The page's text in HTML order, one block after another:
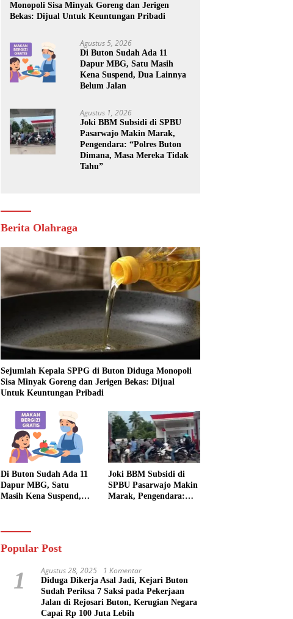
Monopoli Sisa Minyak Goreng dan Jerigen
Bekas: Dijual Untuk Keuntungan Pribadi
Agustus 5, 2026
Di Buton Sudah Ada 11
Dapur MBG, Satu Masih
Kena Suspend, Dua Lainnya
Belum Jalan
Agustus 1, 2026
Joki BBM Subsidi di SPBU
Pasarwajo Makin Marak,
Pengendara: “Polres Buton
Dimana, Masa Mereka Tidak
Tahu”
Berita Olahraga
Sejumlah Kepala SPPG di Buton Diduga Monopoli
Sisa Minyak Goreng dan Jerigen Bekas: Dijual
Untuk Keuntungan Pribadi
Di Buton Sudah Ada 11
Dapur MBG, Satu
Masih Kena Suspend,
Joki BBM Subsidi di
SPBU Pasarwajo Makin
Marak, Pengendara:
Popular Post
1 Agustus 28, 2025 1 Komentar
Diduga Dikerja Asal Jadi, Kejari Buton
Sudah Periksa 7 Saksi pada Pekerjaan
Jalan di Rejosari Buton, Kerugian Negara
Capai Rp 100 Juta Lebih